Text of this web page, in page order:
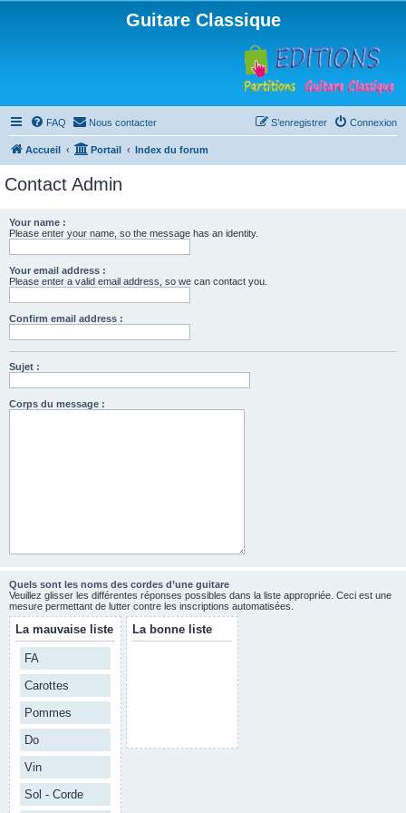
Guitare Classique
FAQ Nous contacter Connexion
S’enregistrer
Accueil Portail Index du forum
Contact Admin
Your name :
Please enter your name, so the message has an identity.
Your email address :
Please enter a valid email address, so we can contact you.
Confirm email address :
Sujet :
Corps du message :
Quels sont les noms des cordes d’une guitare
Veuillez glisser les différentes réponses possibles dans la liste appropriée. Ceci est une
mesure permettant de lutter contre les inscriptions automatisées.
La mauvaise liste
FA
Carottes
Pommes
Do
Vin
Sol - Corde
La bonne liste